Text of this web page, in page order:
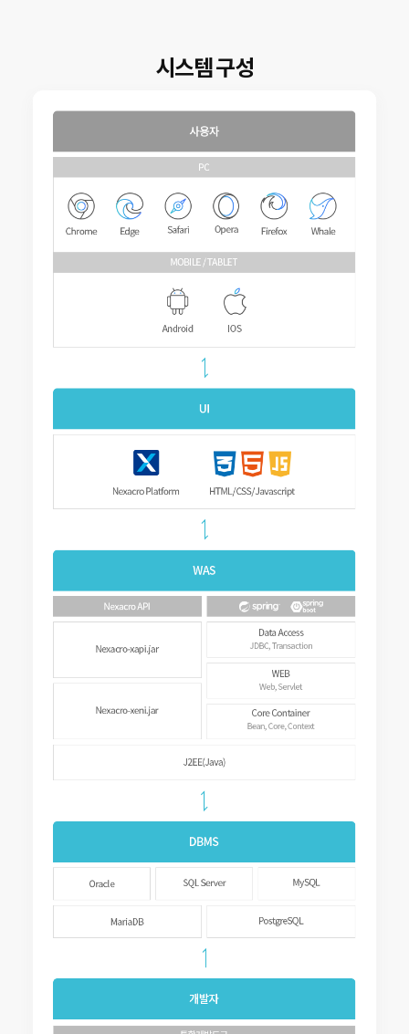
시스템 구성